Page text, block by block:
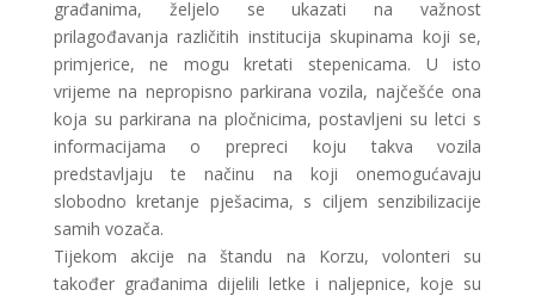
građanima, željelo se ukazati na važnost
prilagođavanja različitih institucija skupinama koji se,
primjerice, ne mogu kretati stepenicama. U isto
vrijeme na nepropisno parkirana vozila, najčešće ona
koja su parkirana na pločnicima, postavljeni su letci s
informacijama o prepreci koju takva vozila
predstavljaju te načinu na koji onemogućavaju
slobodno kretanje pješacima, s ciljem senzibilizacije
samih vozača.
Tijekom akcije na štandu na Korzu, volonteri su
također građanima dijelili letke i naljepnice, koje su